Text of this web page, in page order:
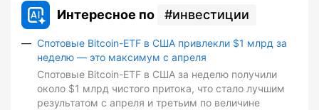
Интересное по инвестиции
Спотовые Bitcoin-ETF в США привлекли $1 млрд за
неделю — это максимум с апреля
Спотовые Bitcoin-ETF в США за неделю получили
около $1 млрд чистого притока, что стало лучшим
результатом с апреля и третьим по величине